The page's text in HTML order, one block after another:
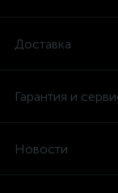
Доставка
Гарантия и
Новости